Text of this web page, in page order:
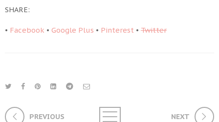
SHARE:
• Facebook • Google Plus • Pinterest • Twitter
PREVIOUS NEXT